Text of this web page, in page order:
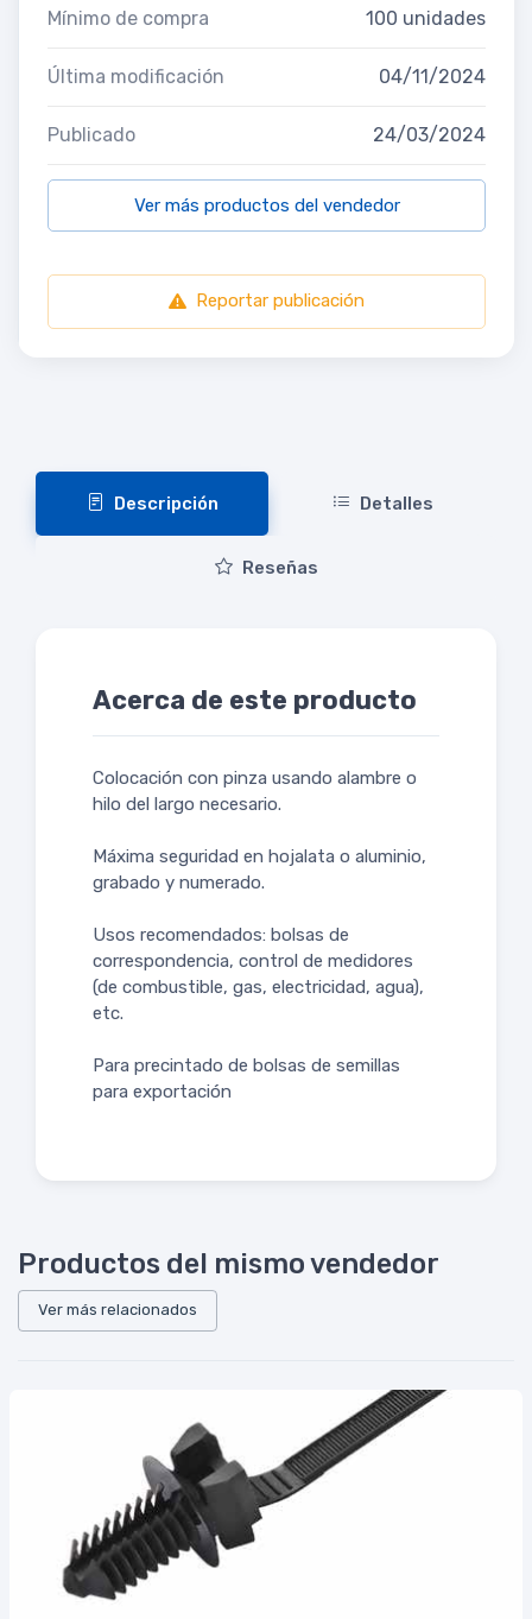
Mínimo de compra 100 unidades
Última modificación 04/11/2024
Publicado 24/03/2024
Ver más productos del vendedor
Reportar publicación
Descripción Detalles
Reseñas
Acerca de este producto
Colocación con pinza usando alambre o
hilo del largo necesario.
Máxima seguridad en hojalata o aluminio,
grabado y numerado.
Usos recomendados: bolsas de
correspondencia, control de medidores
(de combustible, gas, electricidad, agua),
etc.
Para precintado de bolsas de semillas
para exportación
Productos del mismo vendedor
Ver más relacionados